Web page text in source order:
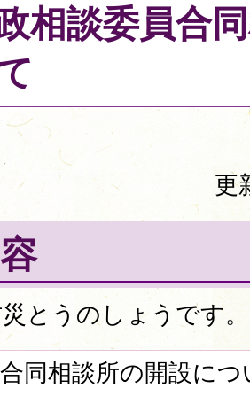
相談委員合
更
とうのしょうです。
同相談所の開設に